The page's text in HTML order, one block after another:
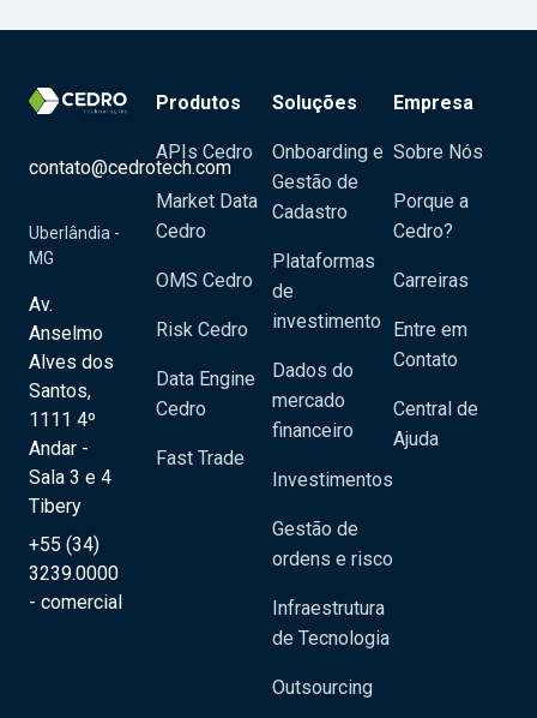
contato@cedrotech.com
Uberlândia -
MG
Av.
Anselmo
Alves dos
Santos,
1111 4º
Andar -
Sala 3 e 4
Tibery
+55 (34)
3239.0000
- comercial
Produtos
APIs Cedro
Market Data
Cedro
OMS Cedro
Risk Cedro
Data Engine
Cedro
Fast Trade
Soluções
Onboarding e
Gestão de
Cadastro
Plataformas
de
investimento
Dados do
mercado
financeiro
Investimentos
Gestão de
ordens e risco
Infraestrutura
de Tecnologia
Outsourcing
Empresa
Sobre Nós
Porque a
Cedro?
Carreiras
Entre em
Contato
Central de
Ajuda